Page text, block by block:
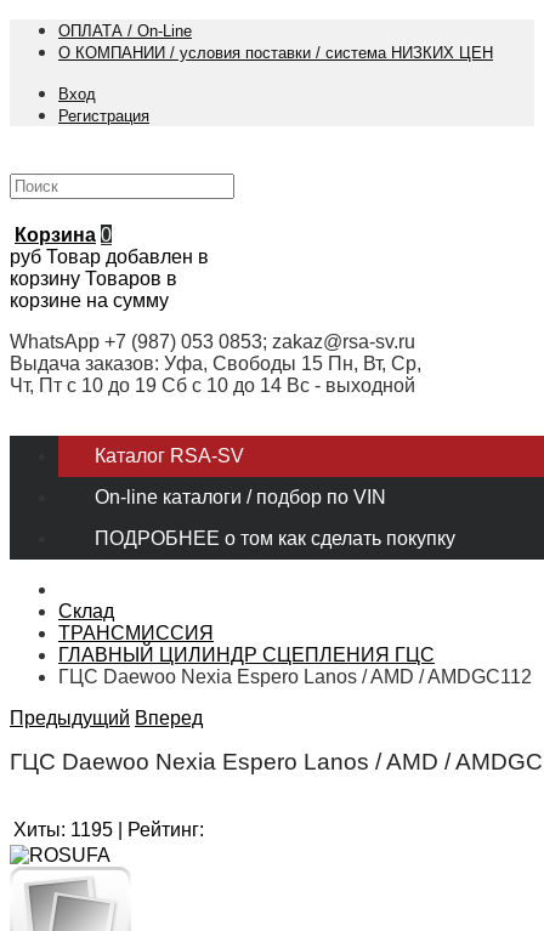
ОПЛАТА / On-Line
О КОМПАНИИ / условия поставки / система НИЗКИХ ЦЕН
Вход
Регистрация
Корзина 0
руб Товар добавлен в
корзину Товаров в
корзине на сумму
WhatsApp +7 (987) 053 0853; zakaz@rsa-sv.ru
Выдача заказов: Уфа, Свободы 15 Пн, Вт, Ср,
Чт, Пт с 10 до 19 Сб с 10 до 14 Вс - выходной
Каталог RSA-SV
On-line каталоги / подбор по VIN
ПОДРОБНЕЕ о том как сделать покупку
Склад
ТРАНСМИССИЯ
ГЛАВНЫЙ ЦИЛИНДР СЦЕПЛЕНИЯ ГЦС
ГЦС Daewoo Nexia Espero Lanos / AMD / AMDGC112
Предыдущий Вперед
ГЦС Daewoo Nexia Espero Lanos / AMD /
Хиты: 1195 Рейтинг: